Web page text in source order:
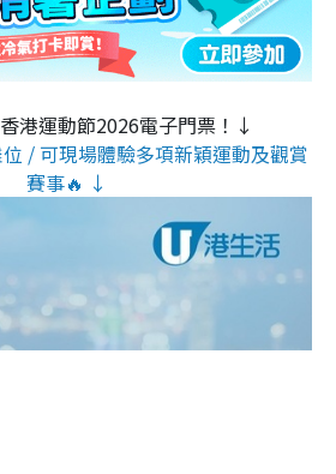
港運動節2026電子門票！↓
/ 可現場體驗多項新穎運動及觀賞
賽事🔥 ↓